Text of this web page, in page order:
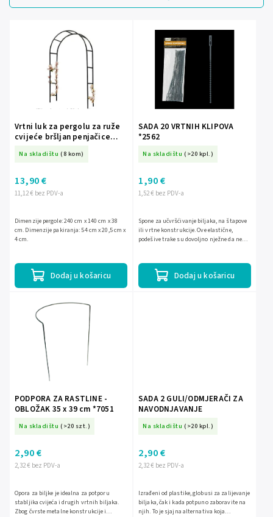
Najjeftinije
Abecedno
Vrtni luk za pergolu za ruže
cvijeće bršljan penjačice
Na skladištu (8 kom)
11,12 € bez PDV-a
13,90 €
Dodaj u košaricu
Dimenzije pergole: 240 cm x 140 cm x 38
cm. Dimenzije pakiranja: 54 cm x 20,5 cm x
4 cm.
SADA 20 VRTNIH KLIPOVA
*2562
Na skladištu (>20 kpl.)
1,52 € bez PDV-a
1,90 €
Dodaj u košaricu
Spone za učvršćivanje biljaka, na štapove
ili vrtne konstrukcije. Ove elastične,
podešive trake su dovoljno nježne da ne
PODPORA ZA RASTLINE -
OBLOŽAK 35 x 39 cm *7051
Na skladištu (>20 szt.)
2,32 € bez PDV-a
2,90 €
Opora za biljke je idealna za potporu
stabljika cvijeća i drugih vrtnih biljaka.
Zbog čvrste metalne konstrukcije i
SADA 2 GULI/ODMJERAČI ZA
NAVODNJAVANJE
Na skladištu (>20 kpl.)
2,32 € bez PDV-a
2,90 €
Izrađeni od plastike, globusi za zalijevanje
biljaka, čak i kada potpuno zaboravite na
njih. To je sjajna alternativa koja